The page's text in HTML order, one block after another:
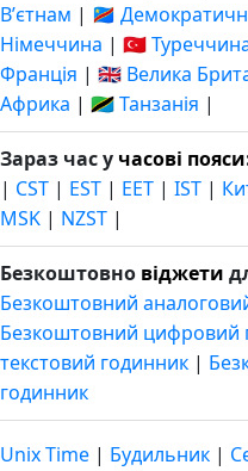
Вʼєтнам | 🇨🇩
Німеччина | 🇹🇷
Франція | 🇬🇧 Велика
Африка | 🇹🇿 Танзанія |
Зараз час у часові пояси
| CST | EST | EET | IST |
MSK | NZST |
Безкоштовно віджети
Безкоштовний
Безкоштовний цифровий
текстовий годинник |
годинник
Unix Time | Будильник |